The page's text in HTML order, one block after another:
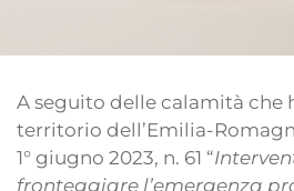
A seguito delle calamità che
territorio dell’Emilia-
1° giugno 2023, n. 61 “
fronteggiare l’emergenza